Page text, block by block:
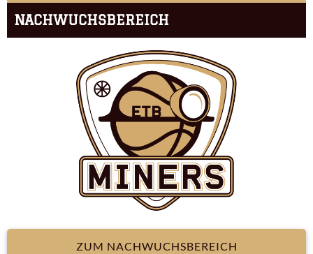
NACHWUCHSBEREICH
ZUM NACHWUCHSBEREICH